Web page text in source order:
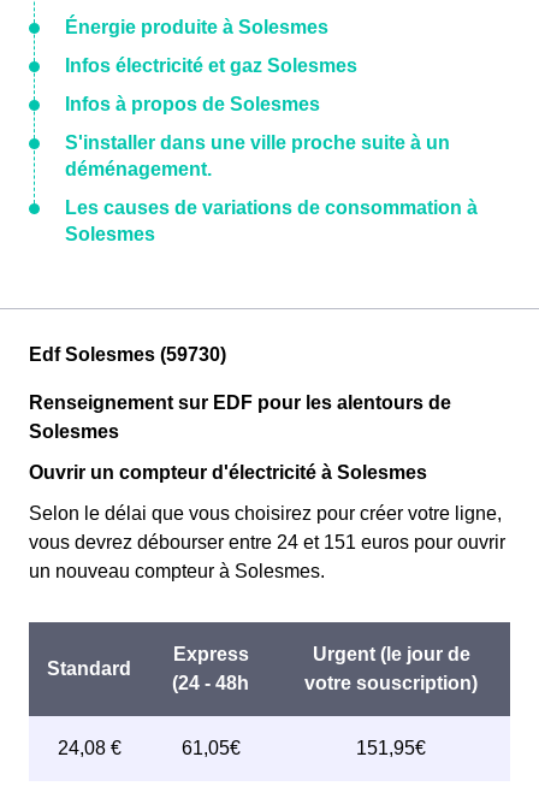
Énergie produite à Solesmes
Infos électricité et gaz Solesmes
Infos à propos de Solesmes
S'installer dans une ville proche suite à un
déménagement.
Les causes de variations de consommation à
Solesmes
Edf Solesmes (59730)
Renseignement sur EDF pour les alentours de
Solesmes
Ouvrir un compteur d'électricité à Solesmes
Selon le délai que vous choisirez pour créer votre ligne,
vous devrez débourser entre 24 et 151 euros pour ouvrir
un nouveau compteur à Solesmes.